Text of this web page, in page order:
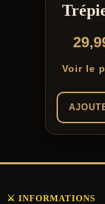
Voir le
⚔️ INFORMATIONS